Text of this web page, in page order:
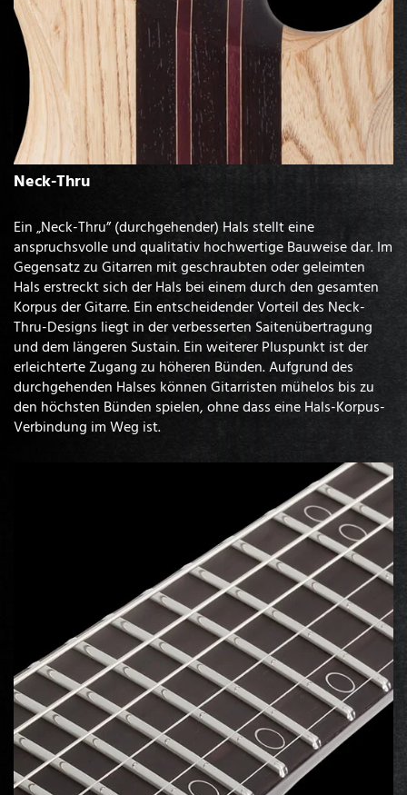
Neck-Thru
Ein „Neck-Thru” (durchgehender) Hals stellt eine
anspruchsvolle und qualitativ hochwertige Bauweise dar. Im
Gegensatz zu Gitarren mit geschraubten oder geleimten
Hals erstreckt sich der Hals bei einem durch den gesamten
Korpus der Gitarre. Ein entscheidender Vorteil des Neck-
Thru-Designs liegt in der verbesserten Saitenübertragung
und dem längeren Sustain. Ein weiterer Pluspunkt ist der
erleichterte Zugang zu höheren Bünden. Aufgrund des
durchgehenden Halses können Gitarristen mühelos bis zu
den höchsten Bünden spielen, ohne dass eine Hals-Korpus-
Verbindung im Weg ist.